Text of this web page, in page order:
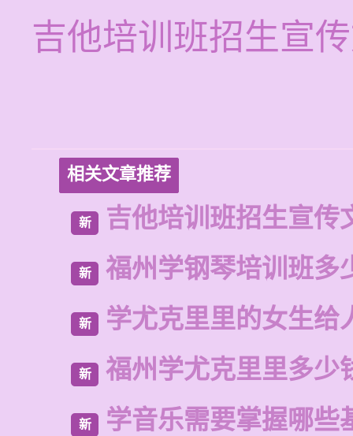
吉他培训班招生宣
相关文章推荐
新 吉他培训班招生宣传
新 福州学钢琴培训班多
新 学尤克里里的女生给
新 福州学尤克里里多少
新 学音乐需要掌握哪些